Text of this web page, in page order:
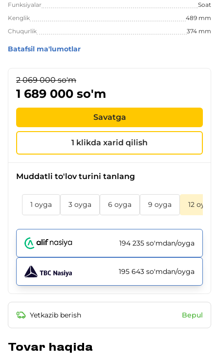
Funksiyalar
Soat
Kenglik
489 mm
Chuqurlik
374 mm
Batafsil ma'lumotlar
2 069 000 so'm
1 689 000 so'm
Savatga
1 klikda xarid qilish
Muddatli to'lov turini tanlang
1 oyga 3 oyga 6 oyga 9 oyga 12 oyga
194 235 so'mdan/oyga
195 643 so'mdan/oyga
Yetkazib berish Bepul
Tovar haqida